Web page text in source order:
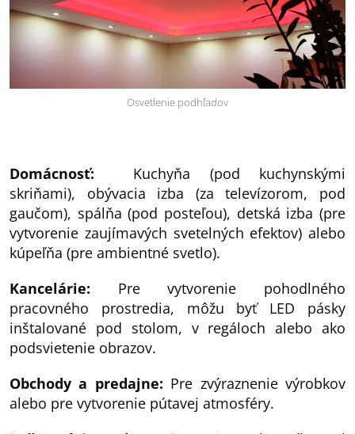
Osvetlenie podhľadov
Domácnosť:
Kuchyňa (pod kuchynskými
skriňami), obývacia izba (za televízorom, pod
gaučom), spálňa (pod posteľou), detská izba (pre
vytvorenie zaujímavých svetelných efektov) alebo
kúpeľňa (pre ambientné svetlo).
Kancelárie: Pre vytvorenie pohodlného
pracovného prostredia, môžu byť LED pásky
inštalované pod stolom, v regáloch alebo ako
podsvietenie obrazov.
Obchody a predajne: Pre zvýraznenie výrobkov
alebo pre vytvorenie pútavej atmosféry.